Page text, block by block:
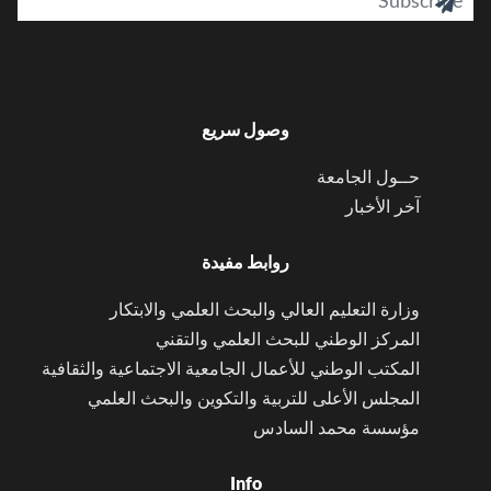
وصول سريع
حــول الجامعة
آخر الأخبار
روابط مفيدة
وزارة التعليم العالي والبحث العلمي والابتكار
المركز الوطني للبحث العلمي والتقني
المكتب الوطني للأعمال الجامعية الاجتماعية والثقافية
المجلس الأعلى للتربية والتكوين والبحث العلمي
مؤسسة محمد السادس
Info